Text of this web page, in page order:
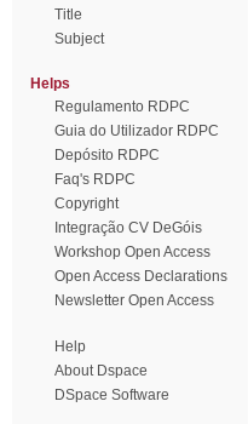
Title
Subject
Helps
Regulamento RDPC
Guia do Utilizador RDPC
Depósito RDPC
Faq's RDPC
Copyright
Integração CV DeGóis
Workshop Open Access
Open Access Declarations
Newsletter Open Access
Help
About Dspace
DSpace Software